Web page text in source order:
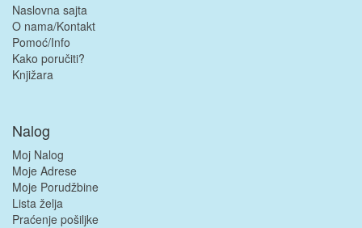
Naslovna sajta
O nama/Kontakt
Pomoć/Info
Kako poručiti?
Knjižara
Nalog
Moj Nalog
Moje Adrese
Moje Porudžbine
Lista želja
Praćenje pošiljke